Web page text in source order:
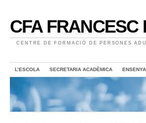
CFA FRANCESC
CENTRE DE FORMACIÓ DE PERSONES
L’ESCOLA SECRETARIA ACADÈMICA